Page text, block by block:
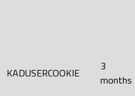
KADUSERCOOKIE
3
months